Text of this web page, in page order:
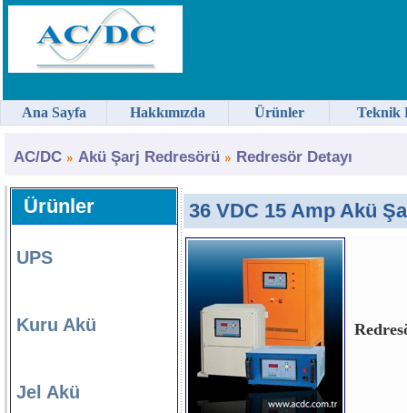
AC/DC Akü Şarj Redresörü Redresör Detayı
Ürünler
UPS
Kuru Akü
Jel Akü
36 VDC 15 Amp Akü
Ana Sayfa Hakkımızda Ürünler Teknik